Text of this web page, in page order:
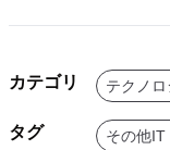
カテゴリ テクノロ
タグ その他IT